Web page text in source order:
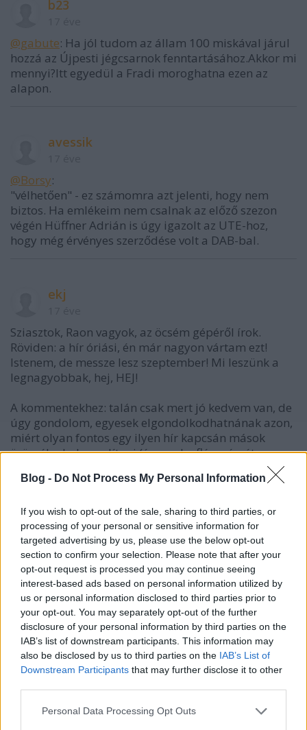
Blog - Do Not Process My Personal Information
If you wish to opt-out of the sale, sharing to third parties, or
processing of your personal or sensitive information for
targeted advertising by us, please use the below opt-out
section to confirm your selection. Please note that after your
opt-out request is processed you may continue seeing
interest-based ads based on personal information utilized by
us or personal information disclosed to third parties prior to
your opt-out. You may separately opt-out of the further
disclosure of your personal information by third parties on the
IAB’s list of downstream participants. This information may
also be disclosed by us to third parties on the IAB’s List of
Downstream Participants that may further disclose it to other
Please note that this website/app uses one or more Google
Personal Data Processing Opt Outs
b23
@gabute: Ha jól tudom az állam 100 miskával járul
hozzá az Újpesti jégcsarnok fenntartásához.Akkor mi
mennyi?Itt egyedül a Fradi moroghatna ezen az
alapon.
avessik
@Borsy:
"vélhetően" - ez számomra azt jelenti, hogy nem
biztos. Ha emlékeim nem csalnak az előző szezon
végén Hüffner Adrián is úgy igazolt az UTE-hoz,
hogy még érvényes szerződése volt a DAB-bal.
ekj
Sziasztok, Raon vagyok, az öcsém gépéről írok.
Röviden: a hír óriási, én már nagyon vártam ezt!
Istenem, de messze lesz szeptember! Mi leszünk a
legnagyobbak, hej, HEJ!
A kommentekhez: talán csak mert jó kedvem van, de
úgy gondolom, egyesek elgondolkodhatnának azon,
miért olyan fontos egy ilyen hír kapcsán mások
örömébe belerondítani (és ezzel a flém részét
Légyszíves hagyd abba ezt az önkormányzat ki
mögött áll dolgot. Budapesten x-szer annyi pénz
mozog, mint az ország többi városában öszesen -
csak x-szer annyi és képzettebb tolvaj-maffia banda
is van.
A Volán csak a többi magyar jégkorongcsapathoz
képest lehet előnyben, egy normális világban a
Volán helyzete csak magától értetődő vagy enyhén
hanyagolt lenne (pl. a várostól a balfasz Vidi (még
mielőtt megvádol valaki, 26 éve Videoton szurkoló is
vagyok, tehát eléggé képben lehetek a dolgaikkal)
évelen át sokszorannyi pénzt kapott, a semmiért).
Lehet ezt ragozni, de a lényeg akkor sem változik - a
többi klubból leginkább nem - az égből mennyei